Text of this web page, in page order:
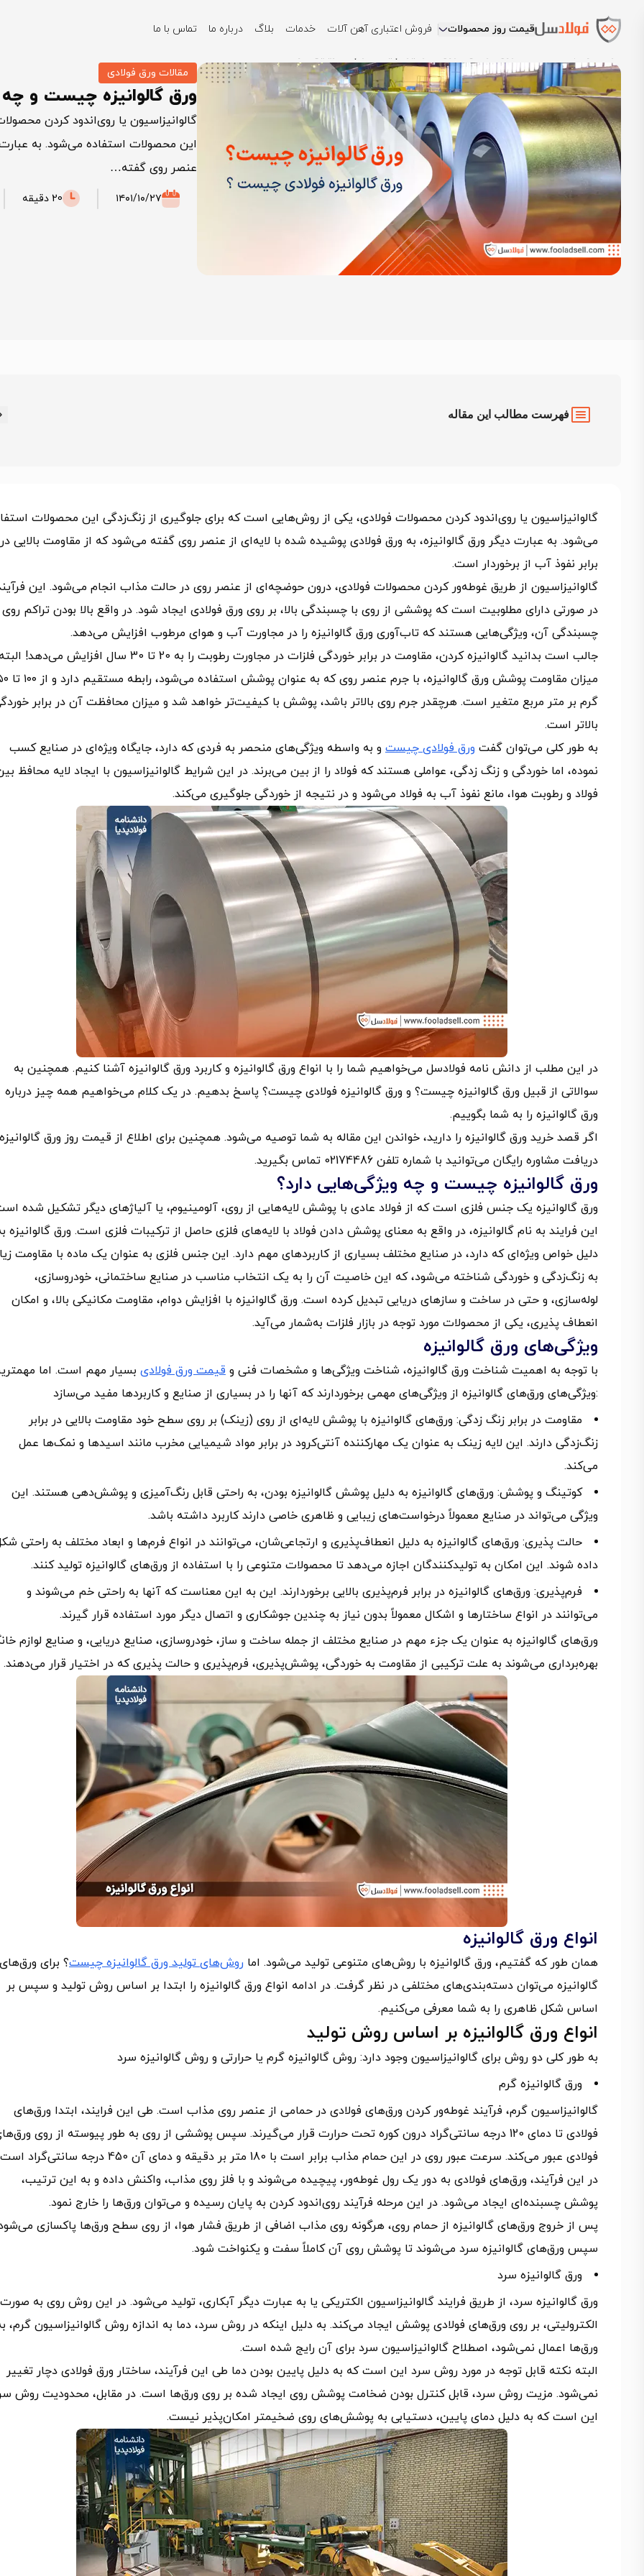
قیمت روز محصولات فروش اعتباری آهن آلات خدمات بلاگ درباره ما
تماس با ما
مقالات ورق فولادی
ورق گالوانیزه چیست و چه
گالوانیزاسیون یا روی‌اندود کردن
این محصولات استفاده می‌شود. به عبارت
عنصر روی گفته…
۱۴۰۱/۱۰/۲۷ 20 دقیقه
فهرست مطالب این مقاله
گالوانیزاسیون یا روی‌اندود کردن محصولات فولادی، یکی از روش‌هایی است که برای جلوگیری از زنگ‌زدگی این محصولات
می‌شود. به عبارت دیگر ورق گالوانیزه، به ورق فولادی پوشیده شده با لایه‌ای از عنصر روی گفته می‌شود که از مقاومت بالایی در
برابر نفوذ آب از برخوردار است.
گالوانیزاسیون از طریق غوطه‌ور کردن محصولات فولادی، درون حوضچه‌‌ای از عنصر روی در حالت مذاب انجام می‌شود. این
در صورتی دارای مطلوبیت است که پوششی از روی با چسبندگی بالا، بر روی ورق فولادی ایجاد شود. در واقع بالا بودن تراکم
چسبندگی آن، ویژگی‌هایی هستند که تاب‌آوری ورق گالوانیزه را در مجاورت آب و هوای مرطوب افزایش می‌دهد.
جالب است بدانید گالوانیزه کردن، مقاومت در برابر خوردگی فلزات در مجاورت رطوبت را به 20 تا 30 سال افزایش می‌دهد!
میزان مقاومت پوشش ورق
گرم بر متر مربع متغیر است. هرچقدر جرم روی بالاتر باشد، پوشش با کیفیت‌تر خواهد شد و میزان محافظت آن در برابر
بالاتر است.
به طور کلی می‌توان گفت ورق‌ فولادی چیست و به واسطه ویژگی‌های منحصر به فردی که دارد، جایگاه ویژه‌ای در صنایع کسب
نموده‌، اما خوردگی و زنگ زدگی، عواملی هستند که فولاد را از بین می‌برند. در این شرایط گالوانیزاسیون با ایجاد لایه محافظ
فولاد و رطوبت هوا، مانع نفوذ آب به فولاد می‌شود و در نتیجه از خوردگی جلوگیری می‌کند.
در این مطلب از دانش نامه فولادسل می‌خواهیم شما را با انواع ورق گالوانیزه و کاربرد ورق گالوانیزه آشنا کنیم. همچنین به
سوالاتی از قبیل ورق گالوانیزه چیست؟ و ورق گالوانیزه فولادی چیست؟ پاسخ بدهیم. در یک کلام می‌خواهیم همه چیز درباره
ورق گالوانیزه را به شما بگوییم.
اگر قصد خرید ورق گالوانیزه را دارید، خواندن این مقاله به شما توصیه می‌شود. همچنین برای اطلاع از قیمت روز ورق
دریافت مشاوره رایگان می‌توانید با شماره تلفن 02174486 تماس بگیرید.
ورق گالوانیزه چیست و چه ویژگی‌هایی دارد؟
ورق گالوانیزه یک جنس فلزی است که از فولاد عادی با پوشش لایه‌هایی از روی، آلومینیوم، یا آلیاژهای دیگر تشکیل شده
این فرایند به نام گالوانیزه، در واقع به معنای پوشش دادن فولاد با لایه‌های فلزی حاصل از ترکیبات فلزی است. ورق گالوانیزه
دلیل خواص ویژه‌ای که دارد، در صنایع مختلف بسیاری از کاربردهای مهم دارد. این جنس فلزی به عنوان یک ماده با مقاومت
به زنگ‌زدگی و خوردگی شناخته می‌شود، که این خاصیت آن را به یک انتخاب مناسب در صنایع ساختمانی، خودروسازی،
لوله‌سازی، و حتی در ساخت و سازهای دریایی تبدیل کرده است. ورق گالوانیزه با افزایش دوام، مقاومت مکانیکی بالا، و امکان
انعطاف پذیری، یکی از محصولات مورد توجه در بازار فلزات به‌شمار می‌آید.
ویژگی‌های ورق گالوانیزه
با توجه به اهمیت شناخت ورق گالوانیزه، شناخت ویژگی‌ها و مشخصات فنی و قیمت ورق فولادی بسیار مهم است. اما
ویژگی‌های ورق‌های گالوانیزه از ویژگی‌های مهمی برخوردارند که آنها را در بسیاری از صنایع و کاربردها مفید می‌سازد:
مقاومت در برابر زنگ زدگی: ورق‌های گالوانیزه با پوشش لایه‌ای از روی (زینک) بر روی سطح خود مقاومت بالایی در برابر
زنگ‌زدگی دارند. این لایه زینک به عنوان یک مهارکننده آنتی‌کرود در برابر مواد شیمیایی مخرب مانند اسیدها و نمک‌ها عمل
می‌کند.
کوتینگ و پوشش: ورق‌های گالوانیزه به دلیل پوشش گالوانیزه بودن، به راحتی قابل رنگ‌آمیزی و پوشش‌دهی هستند. این
ویژگی می‌تواند در صنایع معمولاً درخواست‌های زیبایی و ظاهری خاصی دارند کاربرد داشته باشد.
حالت پذیری: ورق‌های گالوانیزه به دلیل انعطاف‌پذیری و ارتجاعی‌شان، می‌توانند در انواع فرم‌ها و ابعاد مختلف به راحتی
داده شوند. این امکان به تولید‌کنندگان اجازه می‌دهد تا محصولات متنوعی را با استفاده از ورق‌های گالوانیزه تولید کنند.
فرم‌پذیری: ورق‌های گالوانیزه در برابر فرم‌پذیری بالایی برخوردارند. این به این معناست که آنها به راحتی خم می‌شوند و
می‌توانند در انواع ساختارها و اشکال معمولاً بدون نیاز به چندین جوشکاری و اتصال دیگر مورد استفاده قرار گیرند.
ورق‌های گالوانیزه به عنوان یک جزء مهم در صنایع مختلف از جمله ساخت و ساز، خودروسازی، صنایع دریایی، و صنایع لوازم
بهره‌برداری می‌شوند به علت ترکیبی از مقاومت به خوردگی، پوشش‌پذیری، فرم‌پذیری و حالت پذیری که در اختیار قرار می‌دهند.
انواع ورق گالوانیزه
همان طور که گفتیم، ورق گالوانیزه با روش‌های متنوعی تولید می‌شود. اما روش‌های تولید ورق گالوانیزه چیست؟ برای ورق‌های
گالوانیزه می‌توان دسته‌بندی‌های مختلفی در نظر گرفت. در ادامه انواع ورق گالوانیزه را ابتدا بر اساس روش تولید و سپس بر
اساس شکل ظاهری را به شما معرفی می‌کنیم.
انواع ورق گالوانیزه بر اساس روش تولید
به طور کلی دو روش برای گالوانیزاسیون وجود دارد: روش گالوانیزه گرم یا حرارتی و روش گالوانیزه سرد
ورق گالوانیزه گرم
گالوانیزاسیون گرم، فرآیند غوطه‌ور کردن ورق‌های فولادی در حمامی از عنصر روی مذاب است. طی این فرایند، ابتدا ورق‌های
فولادی تا دمای 120 درجه سانتی‌گراد درون کوره تحت حرارت قرار می‌گیرند. سپس پوششی از روی به طور پیوسته از روی
فولادی عبور می‌کند. سرعت عبور روی در این حمام مذاب برابر است با 180 متر بر دقیقه و دمای آن 450 درجه سانتی‌گراد است.
در این فرآیند، ورق‌های فولادی به دور یک رول غوطه‌ور، پیچیده می‌شوند و با فلز روی مذاب، واکنش داده و به این ترتیب،
پوشش چسبنده‌ای ایجاد می‌شود. در این مرحله فرآیند روی‌اندود کردن به پایان رسیده و می‌توان ورق‌ها را خارج نمود.
پس از خروج ورق‌های گالوانیزه از حمام روی، هرگونه روی مذاب اضافی از طریق فشار هوا، از روی سطح ورق‌ها پاکسازی
سپس ورق‌های گالوانیزه سرد می‌شوند تا پوشش روی آن کاملاً سفت و یکنواخت شود.
ورق گالوانیزه سرد
ورق گالوانیزه سرد، از طریق فرایند گالوانیزاسیون الکتریکی یا به عبارت دیگر آبکاری، تولید می‌شود. در این روش روی به صورت
الکترولیتی، بر روی ورق‌های فولادی پوشش ایجاد می‌کند. به دلیل اینکه در روش سرد، دما به اندازه روش گالوانیزاسیون گرم،
ورق‌ها اعمال نمی‌شود، اصطلاح گالوانیزاسیون سرد برای آن رایج شده است.
البته نکته قابل توجه در مورد روش سرد این است که به دلیل پایین بودن دما طی این فرآیند، ساختار ورق فولادی دچار تغییر
نمی‌شود. مزیت روش سرد، قابل کنترل بودن ضخامت پوشش روی ایجاد شده بر روی ورق‌ها است. در مقابل، محدودیت روش
این است که به دلیل دمای پایین، دستیابی به پوشش‌های روی ضخیم‎تر امکان‌پذیر نیست.